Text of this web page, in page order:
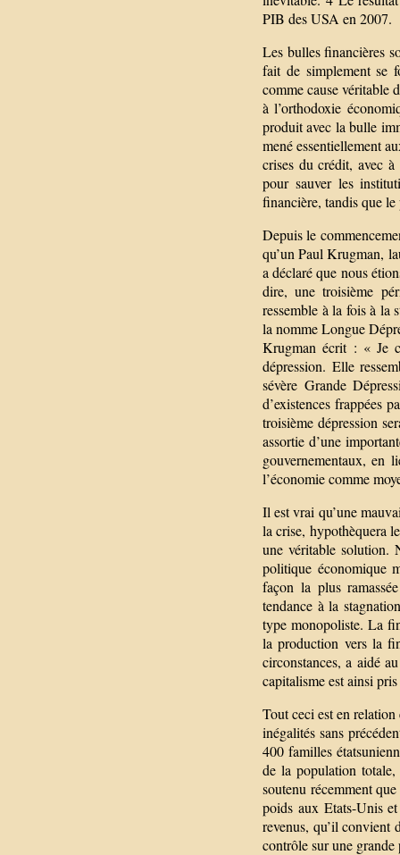
PIB des USA en 2007.
Les bulles financières
fait de simplement se
comme cause véritable
à l’orthodoxie
produit avec la bulle
mené essentiellement
crises du crédit, avec
pour sauver les
financière, tandis que le
Depuis le
qu’un Paul Krugman,
a déclaré que nous
dire, une troisième
ressemble à la fois à la
la nomme Longue
Krugman écrit : « Je
dépression. Elle
sévère Grande
d’existences frappées
troisième dépression
assortie d’une
gouvernementaux, en
l’économie comme
Il est vrai qu’une
la crise, hypothèquera
une véritable solution.
politique économique
façon la plus
tendance à la
type monopoliste. La
la production vers la
circonstances, a aidé
capitalisme est ainsi
Tout ceci est en
inégalités sans
400 familles
de la population
soutenu récemment
poids aux Etats-Unis
revenus, qu’il convient
contrôle sur une grande